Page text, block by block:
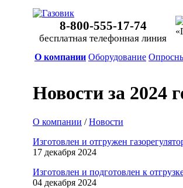
8-800-555-17-74
бесплатная телефонная линия
О компании Оборудование
Новости за 2024
О компании /Новости
Изготовлен и отгружен
17 декабря 2024
Изготовлен и подготовлен к
04 декабря 2024